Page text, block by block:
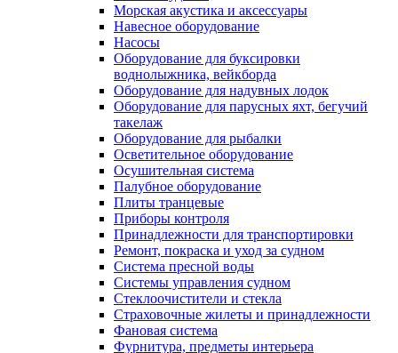
Морская акустика и аксессуары
Навесное оборудование
Насосы
Оборудование для буксировки
воднолыжника, вейкборда
Оборудование для надувных лодок
Оборудование для парусных яхт, бегучий
такелаж
Оборудование для рыбалки
Осветительное оборудование
Осушительная система
Палубное оборудование
Плиты транцевые
Приборы контроля
Принадлежности для транспортировки
Ремонт, покраска и уход за судном
Система пресной воды
Системы управления судном
Стеклоочистители и стекла
Страховочные жилеты и принадлежности
Фановая система
Фурнитура, предметы интерьера